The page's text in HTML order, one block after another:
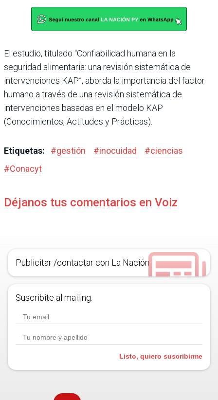
El estudio, titulado “Confiabilidad humana en la
seguridad alimentaria: una revisión sistemática de
intervenciones KAP”, aborda la importancia del factor
humano a través de una revisión sistemática de
intervenciones basadas en el modelo KAP
(Conocimientos, Actitudes y Prácticas).
Etiquetas: #gestión #inocuidad #ciencias
#Conacyt
Déjanos tus comentarios en Voiz
Publicitar /contactar con La Nación
Suscribite al mailing.
Listo, quiero suscribirme